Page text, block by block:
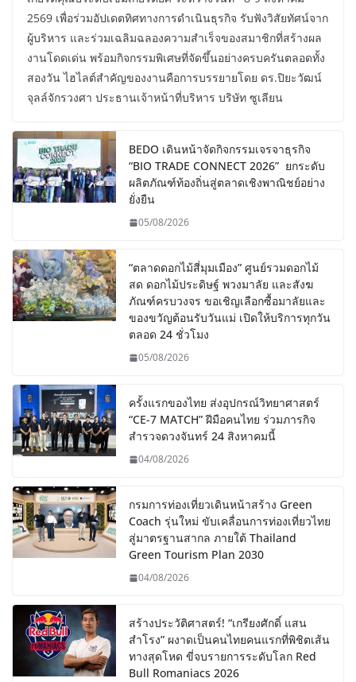
2569 เพื่อร่วมอัปเดตทิศทางการดำเนินธุรกิจ รับฟังวิสัยทัศน์จาก
ผู้บริหาร และร่วมเฉลิมฉลองความสำเร็จของสมาชิกที่สร้างผล
งานโดดเด่น พร้อมกิจกรรมพิเศษที่จัดขึ้นอย่างครบครันตลอดทั้ง
สองวัน ไฮไลต์สำคัญของงานคือการบรรยายโดย ดร.ปิยะวัฒน์
จุลล์จักรวงศา ประธานเจ้าหน้าที่บริหาร บริษัท ซูเลียน
BEDO เดินหน้าจัดกิจกรรมเจรจาธุรกิจ
“BIO TRADE CONNECT 2026” ยกระดับ
ผลิตภัณฑ์ท้องถิ่นสู่ตลาดเชิงพาณิชย์อย่าง
ยั่งยืน
05/08/2026
“ตลาดดอกไม้สี่มุมเมือง” ศูนย์รวมดอกไม้
สด ดอกไม้ประดิษฐ์ พวงมาลัย และสังฆ
ภัณฑ์ครบวงจร ขอเชิญเลือกซื้อมาลัยและ
ของขวัญต้อนรับวันแม่ เปิดให้บริการทุกวัน
ตลอด 24 ชั่วโมง
05/08/2026
ครั้งแรกของไทย ส่งอุปกรณ์วิทยาศาสตร์
“CE-7 MATCH” ฝีมือคนไทย ร่วมภารกิจ
สำรวจดวงจันทร์ 24 สิงหาคมนี้
04/08/2026
กรมการท่องเที่ยวเดินหน้าสร้าง Green
Coach รุ่นใหม่ ขับเคลื่อนการท่องเที่ยวไทย
สู่มาตรฐานสากล ภายใต้ Thailand
Green Tourism Plan 2030
04/08/2026
สร้างประวัติศาสตร์! “เกรียงศักดิ์ แสน
สำโรง” ผงาดเป็นคนไทยคนแรกที่พิชิตเส้น
ทางสุดโหด ขี่จบรายการระดับโลก Red
Bull Romaniacs 2026